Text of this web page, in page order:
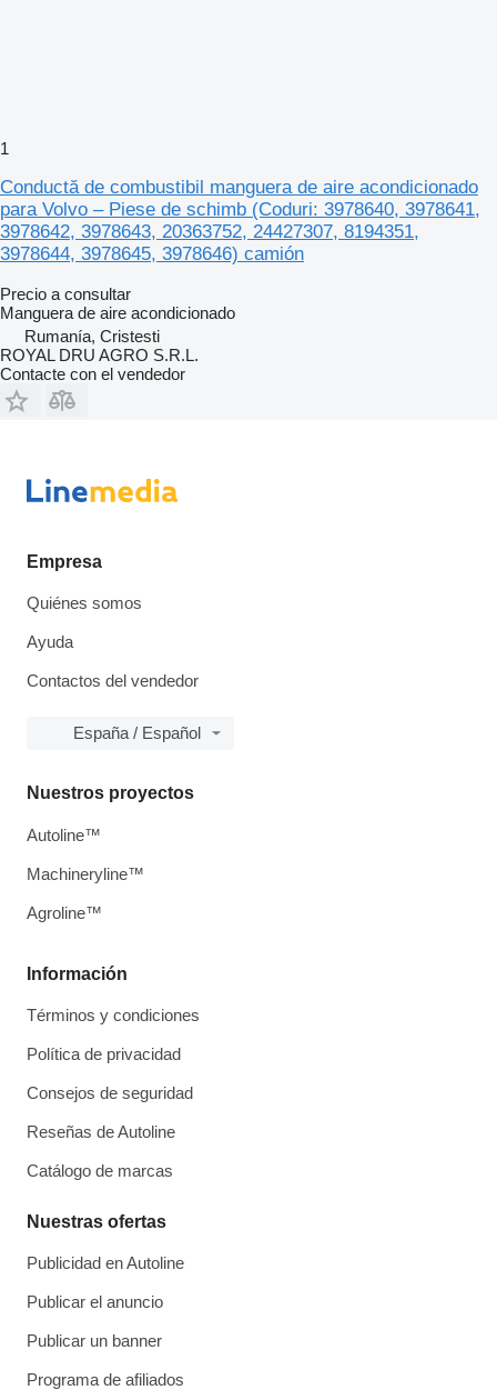
1
Conductă de combustibil manguera de aire acondicionado
para Volvo – Piese de schimb (Coduri: 3978640, 3978641,
3978642, 3978643, 20363752, 24427307, 8194351,
3978644, 3978645, 3978646) camión
Precio a consultar
Manguera de aire acondicionado
Rumanía, Cristesti
ROYAL DRU AGRO S.R.L.
Contacte con el vendedor
Empresa
Quiénes somos
Ayuda
Contactos del vendedor
España / Español
Información
Términos y condiciones
Política de privacidad
Consejos de seguridad
Reseñas de Autoline
Catálogo de marcas
Nuestras ofertas
Publicidad en Autoline
Publicar el anuncio
Publicar un banner
Programa de afiliados
Nuestros proyectos
Autoline™
Machineryline™
Agroline™